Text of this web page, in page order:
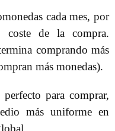
cada mes, por
coste de la compra.
comprando más
más monedas).
para comprar,
más uniforme en